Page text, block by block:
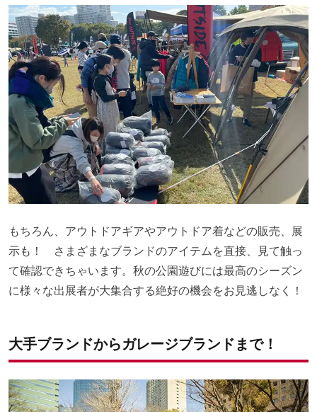
もちろん、アウトドアギアやアウトドア着などの販売、展
示も！ さまざまなブランドのアイテムを直接、見て触っ
て確認できちゃいます。秋の公園遊びには最高のシーズン
に様々な出展者が大集合する絶好の機会をお見逃しなく！
大手ブランドからガレージブランドまで！